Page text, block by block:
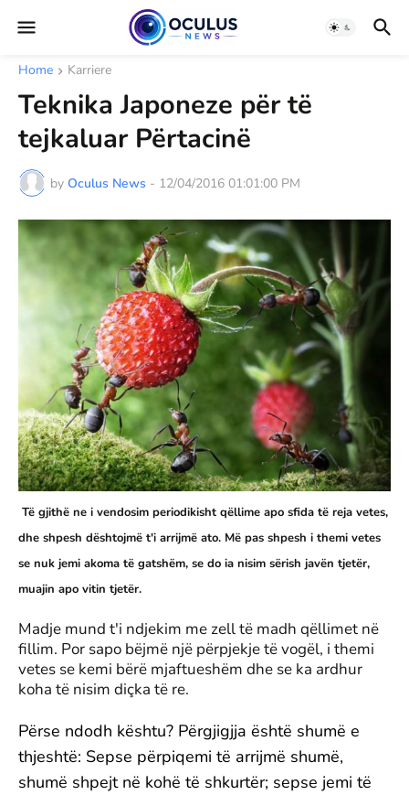
Home Karriere
Teknika Japoneze për të
tejkaluar Përtacinë
by Oculus News - 12/04/2016 01:01:00 PM
Të gjithë ne i vendosim periodikisht qëllime apo sfida të reja vetes,
dhe shpesh dështojmë t'i arrijmë ato. Më pas shpesh i themi vetes
se nuk jemi akoma të gatshëm, se do ia nisim sërish javën tjetër,
muajin apo vitin tjetër.
Madje mund t'i ndjekim me zell të madh qëllimet në
fillim. Por sapo bëjmë një përpjekje të vogël, i themi
vetes se kemi bërë mjaftueshëm dhe se ka ardhur
koha të nisim diçka të re.
Përse ndodh kështu? Përgjigjja është shumë e
thjeshtë: Sepse përpiqemi të arrijmë shumë,
shumë shpejt në kohë të shkurtër; sepse jemi të